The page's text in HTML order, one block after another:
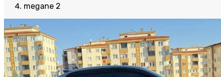
megane 2